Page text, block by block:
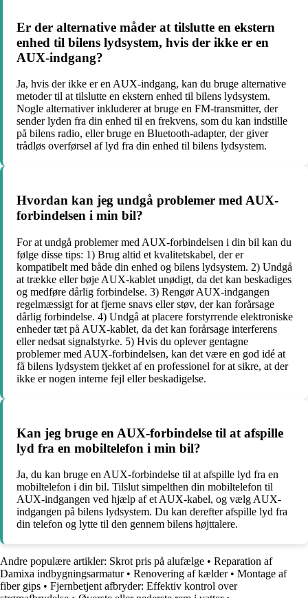
Er der alternative måder at tilslutte en ekstern
enhed til bilens lydsystem, hvis der ikke er en
AUX-indgang?
Ja, hvis der ikke er en AUX-indgang, kan du bruge alternative
metoder til at tilslutte en ekstern enhed til bilens lydsystem.
Nogle alternativer inkluderer at bruge en FM-transmitter, der
sender lyden fra din enhed til en frekvens, som du kan indstille
på bilens radio, eller bruge en Bluetooth-adapter, der giver
trådløs overførsel af lyd fra din enhed til bilens lydsystem.
Hvordan kan jeg undgå problemer med AUX-
forbindelsen i min bil?
For at undgå problemer med AUX-forbindelsen i din bil kan du
følge disse tips: 1) Brug altid et kvalitetskabel, der er
kompatibelt med både din enhed og bilens lydsystem. 2) Undgå
at trække eller bøje AUX-kablet unødigt, da det kan beskadiges
og medføre dårlig forbindelse. 3) Rengør AUX-indgangen
regelmæssigt for at fjerne snavs eller støv, der kan forårsage
dårlig forbindelse. 4) Undgå at placere forstyrrende elektroniske
enheder tæt på AUX-kablet, da det kan forårsage interferens
eller nedsat signalstyrke. 5) Hvis du oplever gentagne
problemer med AUX-forbindelsen, kan det være en god idé at
få bilens lydsystem tjekket af en professionel for at sikre, at der
ikke er nogen interne fejl eller beskadigelse.
Kan jeg bruge en AUX-forbindelse til at afspille
lyd fra en mobiltelefon i min bil?
Ja, du kan bruge en AUX-forbindelse til at afspille lyd fra en
mobiltelefon i din bil. Tilslut simpelthen din mobiltelefon til
AUX-indgangen ved hjælp af et AUX-kabel, og vælg AUX-
indgangen på bilens lydsystem. Du kan derefter afspille lyd fra
din telefon og lytte til den gennem bilens højttalere.
Andre populære artikler: Skrot pris på alufælge • Reparation af
Damixa indbygningsarmatur• Renovering af kælder• Montage af
fiber gips • Fjernbetjent afbryder: Effektiv kontrol over